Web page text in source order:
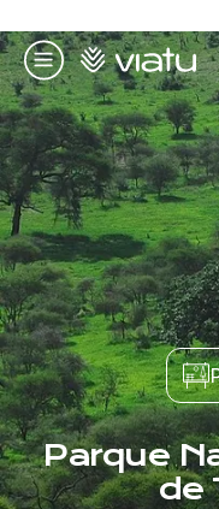
Menú
Página de inicio
Parque
de